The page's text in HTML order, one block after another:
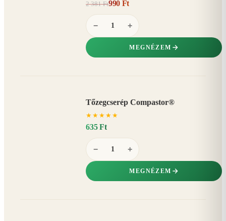
2 381 Ft990 Ft
− +
MEGNÉZEM
Tőzegcserép Compastor®
★ ★ ★ ★ ★
635 Ft
− +
MEGNÉZEM